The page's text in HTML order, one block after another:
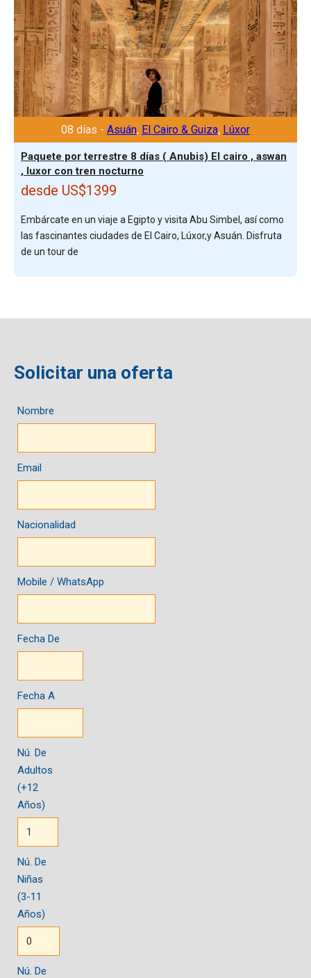
08 días - Asuán, El Cairo & Guiza, Lúxor
Paquete por terrestre 8 días ( Anubis) El cairo , aswan
, luxor con tren nocturno
desde US$1399
Embárcate en un viaje a Egipto y visita Abu Simbel, así como
las fascinantes ciudades de El Cairo, Lúxor,y Asuán. Disfruta
de un tour de
Solicitar una oferta
Nombre
Email
Nacionalidad
Mobile / WhatsApp
Fecha De
Fecha A
Nú. De
Adultos
(+12
Años)
Nú. De
Niñas
(3-11
Años)
Nú. De